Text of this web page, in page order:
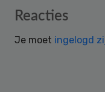
Reader
Reacties
Je moet ingelogd